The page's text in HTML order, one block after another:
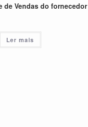
de Vendas do fornecedor
Ler mais